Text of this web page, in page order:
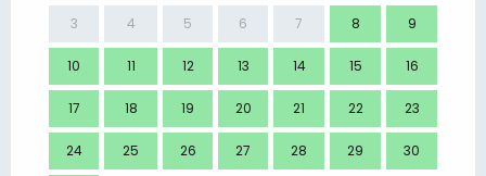
3 4 5 6 7 8 9
10 11 12 13 14 15 16
17 18 19 20 21 22 23
24 25 26 27 28 29 30